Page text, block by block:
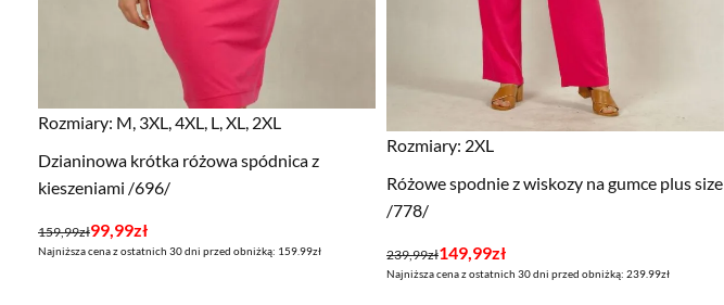
Rozmiary: M, 3XL, 4XL, L, XL, 2XL
Dzianinowa krótka różowa spódnica z
kieszeniami /696/
159,99zł
Pierwotna
cena
99,99zł
Aktualna
cena
Najniższa cena z ostatnich 30 dni przed obniżką: 159.99zł
Rozmiary: 2XL
Różowe spodnie z wiskozy na gumce plus size
/778/
239,99zł
Pierwotna
cena
149,99zł
Aktualna
cena
Najniższa cena z ostatnich 30 dni przed obniżką: 239.99zł